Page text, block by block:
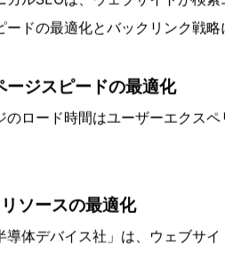
ディエンスから高い評価を受け
ビジュアルコンテンツの活用
プメーカー系某社」では、製品
は、複雑な情報を分かりやすく
ルSEOの要点